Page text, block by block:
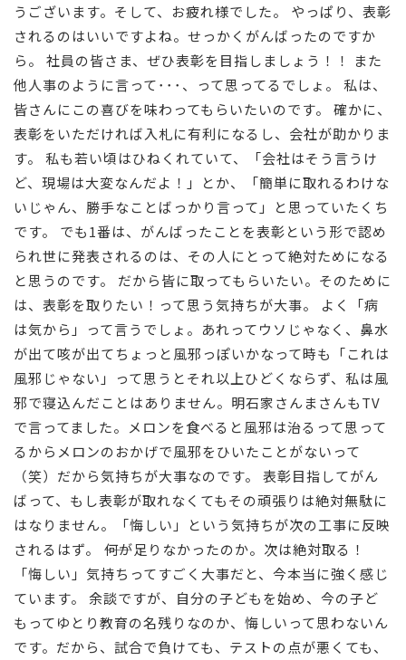
うございます。そして、お疲れ様でした。 やっぱり、表彰
されるのはいいですよね。せっかくがんばったのですか
ら。 社員の皆さま、ぜひ表彰を目指しましょう！！ また
他人事のように言って･･･、って思ってるでしょ。 私は、
皆さんにこの喜びを味わってもらいたいのです。 確かに、
表彰をいただければ入札に有利になるし、会社が助かりま
す。 私も若い頃はひねくれていて、「会社はそう言うけ
ど、現場は大変なんだよ！」とか、「簡単に取れるわけな
いじゃん、勝手なことばっかり言って」と思っていたくち
です。 でも1番は、がんばったことを表彰という形で認め
られ世に発表されるのは、その人にとって絶対ためになる
と思うのです。 だから皆に取ってもらいたい。そのために
は、表彰を取りたい！って思う気持ちが大事。 よく「病
は気から」って言うでしょ。あれってウソじゃなく、鼻水
が出て咳が出てちょっと風邪っぽいかなって時も「これは
風邪じゃない」って思うとそれ以上ひどくならず、私は風
邪で寝込んだことはありません。明石家さんまさんもTV
で言ってました。メロンを食べると風邪は治るって思って
るからメロンのおかげで風邪をひいたことがないって
（笑）だから気持ちが大事なのです。 表彰目指してがん
ばって、もし表彰が取れなくてもその頑張りは絶対無駄に
はなりません。「悔しい」という気持ちが次の工事に反映
されるはず。 ――何が足りなかったのか。次は絶対取る！
「悔しい」気持ちってすごく大事だと、今本当に強く感じ
ています。 余談ですが、自分の子どもを始め、今の子ど
もってゆとり教育の名残りなのか、悔しいって思わないん
です。だから、試合で負けても、テストの点が悪くても、